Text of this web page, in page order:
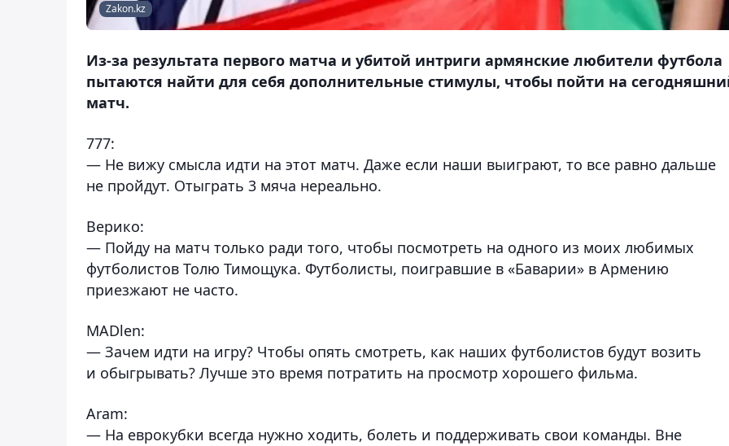
Zakon.kz
Из-за результата первого матча и убитой интриги армянские любители футбола
пытаются найти для себя дополнительные стимулы, чтобы пойти на
матч.
777:
— Не вижу смысла идти на этот матч. Даже если наши выиграют, то все равно дальше
не пройдут. Отыграть 3 мяча нереально.
Верико:
— Пойду на матч только ради того, чтобы посмотреть на одного из моих любимых
футболистов Толю Тимощука. Футболисты, поигравшие в «Баварии» в Армению
приезжают не часто.
MADlen:
— Зачем идти на игру? Чтобы опять смотреть, как наших футболистов будут возить
и обыгрывать? Лучше это время потратить на просмотр хорошего фильма.
Aram:
— На еврокубки всегда нужно ходить, болеть и поддерживать свои команды. Вне